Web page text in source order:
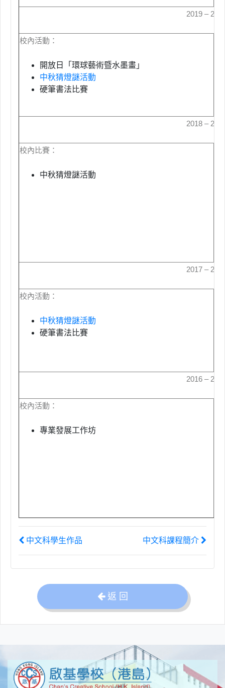
2019 –
校內活動：
開放日「環球藝術暨水墨畫」
中秋猜燈謎活動
硬筆書法比賽
2018 –
校內比賽：
中秋猜燈謎活動
2017 –
校內活動：
中秋猜燈謎活動
硬筆書法比賽
2016 –
校內活動：
專業發展工作坊
中文科學生作品 中文科課程簡介
返 回